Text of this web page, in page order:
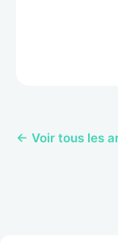
← Voir tous les